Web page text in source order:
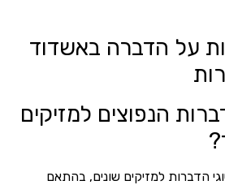
על הדברה באשדוד
הנפוצים למזיקים
הדברות למזיקים שונים, בהתאם